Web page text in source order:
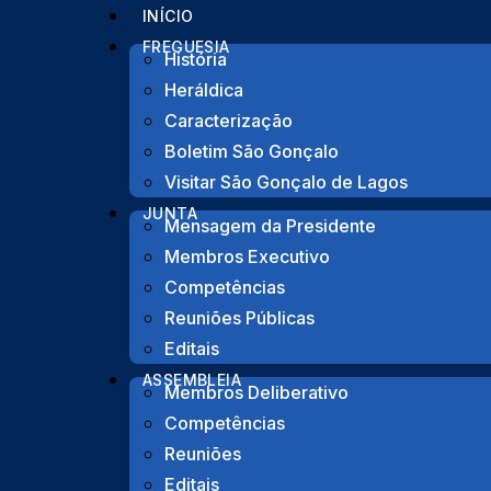
INÍCIO
FREGUESIA
História
Heráldica
Caracterização
Boletim São Gonçalo
Visitar São Gonçalo de Lagos
JUNTA
Mensagem da Presidente
Membros Executivo
Competências
Reuniões Públicas
Editais
ASSEMBLEIA
Membros Deliberativo
Competências
Reuniões
Editais
Ata Nº 3 de 12 de
Rua das Juntas de Freguesia, Lote 12 – R/C
8600-706 Lagos
Copyright © 2022 Junta de Freguesia de São